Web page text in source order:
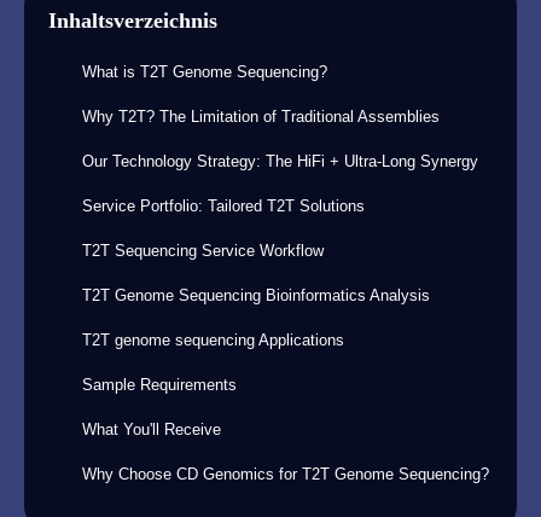
Inhaltsverzeichnis
What is T2T Genome Sequencing?
Why T2T? The Limitation of Traditional Assemblies
Our Technology Strategy: The HiFi + Ultra-Long Synergy
Service Portfolio: Tailored T2T Solutions
T2T Sequencing Service Workflow
T2T Genome Sequencing Bioinformatics Analysis
T2T genome sequencing Applications
Sample Requirements
What You'll Receive
Why Choose CD Genomics for T2T Genome Sequencing?